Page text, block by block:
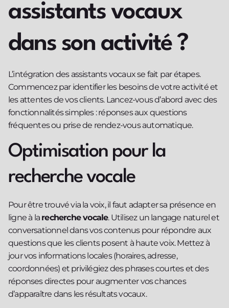
assistants vocaux
dans son activité ?
L’intégration des assistants vocaux se fait par étapes.
Commencez par identifier les besoins de votre activité et
les attentes de vos clients. Lancez-vous d’abord avec des
fonctionnalités simples : réponses aux questions
fréquentes ou prise de rendez-vous automatique.
Optimisation pour la
recherche vocale
Pour être trouvé via la voix, il faut adapter sa présence en
ligne à la recherche vocale. Utilisez un langage naturel et
conversationnel dans vos contenus pour répondre aux
questions que les clients posent à haute voix. Mettez à
jour vos informations locales (horaires, adresse,
coordonnées) et privilégiez des phrases courtes et des
réponses directes pour augmenter vos chances
d’apparaître dans les résultats vocaux.